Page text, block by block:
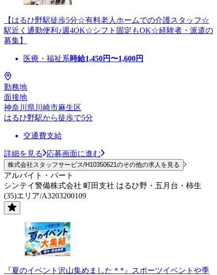
【はるひ野駅徒歩5分☆有料老人ホームでの介護スタッフ☆
駅近く通勤便利♪週4OK☆シフト固定もOK☆経験者・派遣の
募集】
医療・福祉系時給1,450円〜1,600円
勤務地
面接地
神奈川県川崎市麻生区
はるひ野駅から徒歩で5分
交通費支給
詳細を見る 応募画面に進む
株式会社スタッフサービス/H10350621のその他の求人を見る
アルバイト・パート
シンテイ警備株式会社 町田支社 はるひ野・五月台・柿生
(35)エリア/A3203200109
『夏のイベント沢山集めました＊*』スポーツイベントや季